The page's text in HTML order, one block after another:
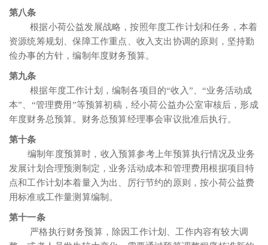
第八条
根据小荷公益发展战略，按照年度工作计划和任务，本着
资源统筹规划、保障工作重点、收入支出协调的原则，坚持勤
俭办事的方针，编制年度财务预算。
第九条
根据年度工作计划，编制各项目的“收入”、“业务活动成
本”、“管理费用”等预算初稿，经小荷公益办公室审核后，形成
年度财务总预算。财务总预算经理事会审议批准后执行。
第十条
编制年度预算时，收入预算参考上年预算执行情况及业务
发展计划合理预测制定，业务活动成本和管理费用根据项目特
点和工作计划本着量入为出、厉行节约的原则，按小荷公益费
用标准或工作量测算编制。
第十一条
严格执行财务预算，除因工作计划、工作内容有较大调